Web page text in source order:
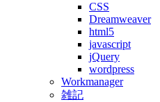
CSS
Dreamweaver
html5
javascript
jQuery
wordpress
Workmanager
雑記